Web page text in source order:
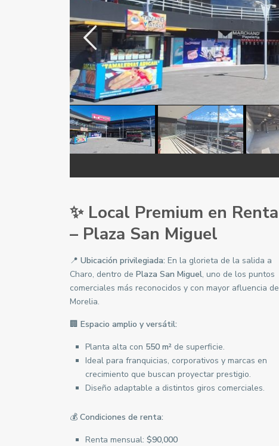
✨ Local Premium en Renta
– Plaza San Miguel
📍 Ubicación privilegiada: En la glorieta de la salida a
Charo, dentro de Plaza San Miguel, uno de los puntos
comerciales más reconocidos y con mayor afluencia de
Morelia.
🏢 Espacio amplio y versátil:
Planta alta con 550 m² de superficie.
Ideal para franquicias, corporativos y marcas en
crecimiento que buscan proyectar prestigio.
Diseño adaptable a distintos giros comerciales.
💰 Condiciones de renta:
Renta mensual: $90,000